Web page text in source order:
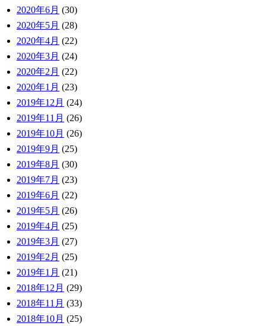
2020年6月 (30)
2020年5月 (28)
2020年4月 (22)
2020年3月 (24)
2020年2月 (22)
2020年1月 (23)
2019年12月 (24)
2019年11月 (26)
2019年10月 (26)
2019年9月 (25)
2019年8月 (30)
2019年7月 (23)
2019年6月 (22)
2019年5月 (26)
2019年4月 (25)
2019年3月 (27)
2019年2月 (25)
2019年1月 (21)
2018年12月 (29)
2018年11月 (33)
2018年10月 (25)